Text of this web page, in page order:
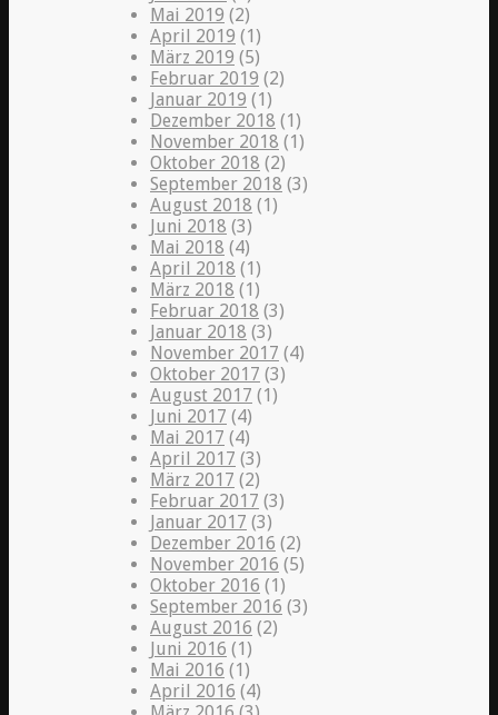
Mai 2019 (2)
April 2019 (1)
März 2019 (5)
Februar 2019 (2)
Januar 2019 (1)
Dezember 2018 (1)
November 2018 (1)
Oktober 2018 (2)
September 2018 (3)
August 2018 (1)
Juni 2018 (3)
Mai 2018 (4)
April 2018 (1)
März 2018 (1)
Februar 2018 (3)
Januar 2018 (3)
November 2017 (4)
Oktober 2017 (3)
August 2017 (1)
Juni 2017 (4)
Mai 2017 (4)
April 2017 (3)
März 2017 (2)
Februar 2017 (3)
Januar 2017 (3)
Dezember 2016 (2)
November 2016 (5)
Oktober 2016 (1)
September 2016 (3)
August 2016 (2)
Juni 2016 (1)
Mai 2016 (1)
April 2016 (4)